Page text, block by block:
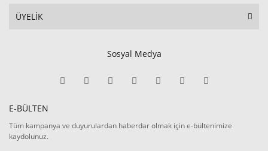
ÜYELİK
Sosyal Medya
E-BÜLTEN
Tüm kampanya ve duyurulardan haberdar olmak için e-bültenimize
kaydolunuz.